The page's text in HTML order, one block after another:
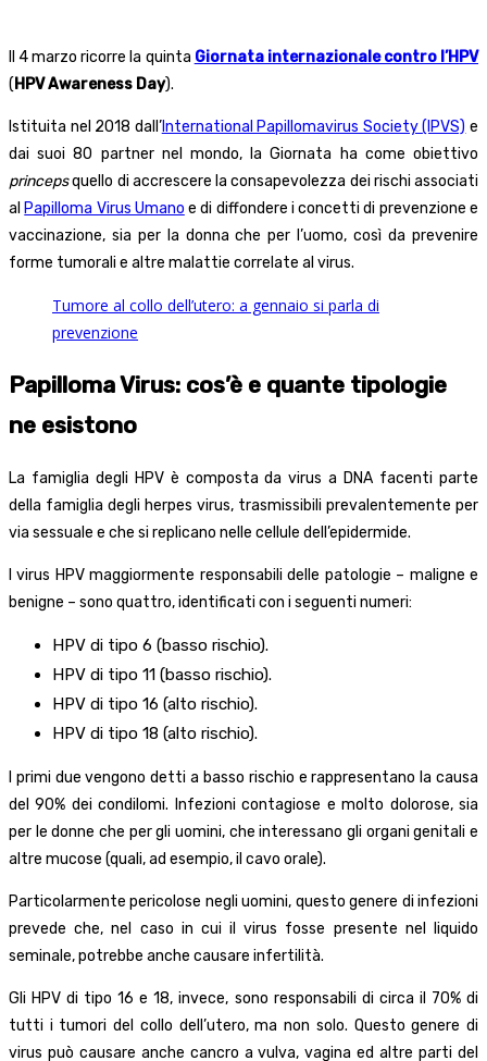
Il 4 marzo ricorre la quinta Giornata internazionale contro l’HPV
(HPV Awareness Day).
Istituita nel 2018 dall’International Papillomavirus Society (IPVS) e
dai suoi 80 partner nel mondo, la Giornata ha come obiettivo
princepsquello di accrescere la consapevolezza dei rischi associati
al Papilloma Virus Umano e di diffondere i concetti di prevenzione e
vaccinazione, sia per la donna che per l’uomo, così da prevenire
forme tumorali e altre malattie correlate al virus.
Tumore al collo dell’utero: a gennaio si parla di
prevenzione
Papilloma Virus: cos’è e quante tipologie
ne esistono
La famiglia degli HPV è composta da virus a DNA facenti parte
della famiglia degli herpes virus, trasmissibili prevalentemente per
via sessuale e che si replicano nelle cellule dell’epidermide.
I virus HPV maggiormente responsabili delle patologie – maligne e
benigne – sono quattro, identificati con i seguenti numeri:
HPV di tipo 6 (basso rischio).
HPV di tipo 11 (basso rischio).
HPV di tipo 16 (alto rischio).
HPV di tipo 18 (alto rischio).
I primi due vengono detti a basso rischio e rappresentano la causa
del 90% dei condilomi. Infezioni contagiose e molto dolorose, sia
per le donne che per gli uomini, che interessano gli organi genitali e
altre mucose (quali, ad esempio, il cavo orale).
Particolarmente pericolose negli uomini, questo genere di infezioni
prevede che, nel caso in cui il virus fosse presente nel liquido
seminale, potrebbe anche causare infertilità.
Gli HPV di tipo 16 e 18, invece, sono responsabili di circa il 70% di
tutti i tumori del collo dell’utero, ma non solo. Questo genere di
virus può causare anche cancro a vulva, vagina ed altre parti del